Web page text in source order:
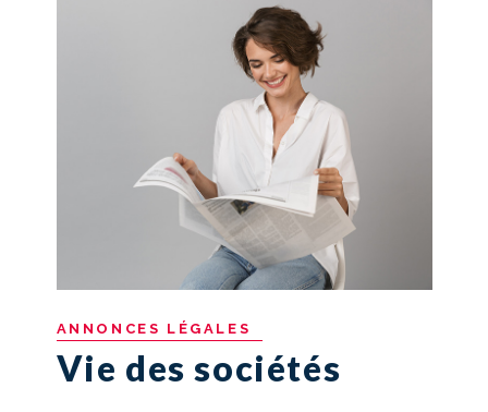
ANNONCES LÉGALES
Vie des sociétés